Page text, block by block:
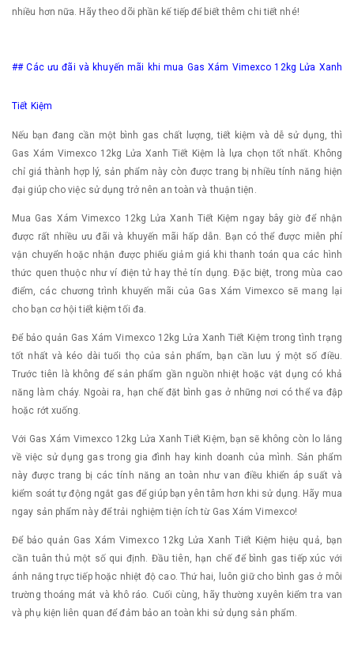
nhiều hơn nữa. Hãy theo dõi phần kế tiếp để biết thêm chi tiết nhé!
## Các ưu đãi và khuyến mãi khi mua Gas Xám Vimexco 12kg Lửa Xanh
Tiết Kiệm
Nếu bạn đang cần một bình gas chất lượng, tiết kiệm và dễ sử dụng, thì
Gas Xám Vimexco 12kg Lửa Xanh Tiết Kiệm là lựa chọn tốt nhất. Không
chỉ giá thành hợp lý, sản phẩm này còn được trang bị nhiều tính năng hiện
đại giúp cho việc sử dụng trở nên an toàn và thuận tiện.
Mua Gas Xám Vimexco 12kg Lửa Xanh Tiết Kiệm ngay bây giờ để nhận
được rất nhiều ưu đãi và khuyến mãi hấp dẫn. Bạn có thể được miễn phí
vận chuyển hoặc nhận được phiếu giảm giá khi thanh toán qua các hình
thức quen thuộc như ví điện tử hay thẻ tín dụng. Đặc biệt, trong mùa cao
điểm, các chương trình khuyến mãi của Gas Xám Vimexco sẽ mang lại
cho bạn cơ hội tiết kiệm tối đa.
Để bảo quản Gas Xám Vimexco 12kg Lửa Xanh Tiết Kiệm trong tình trạng
tốt nhất và kéo dài tuổi thọ của sản phẩm, bạn cần lưu ý một số điều.
Trước tiên là không để sản phẩm gần nguồn nhiệt hoặc vật dụng có khả
năng làm cháy. Ngoài ra, hạn chế đặt bình gas ở những nơi có thể va đập
hoặc rớt xuống.
Với Gas Xám Vimexco 12kg Lửa Xanh Tiết Kiệm, bạn sẽ không còn lo lắng
về việc sử dụng gas trong gia đình hay kinh doanh của mình. Sản phẩm
này được trang bị các tính năng an toàn như van điều khiển áp suất và
kiểm soát tự động ngắt gas để giúp bạn yên tâm hơn khi sử dụng. Hãy mua
ngay sản phẩm này để trải nghiệm tiện ích từ Gas Xám Vimexco!
Để bảo quản Gas Xám Vimexco 12kg Lửa Xanh Tiết Kiệm hiệu quả, bạn
cần tuân thủ một số qui định. Đầu tiên, hạn chế để bình gas tiếp xúc với
ánh nắng trực tiếp hoặc nhiệt độ cao. Thứ hai, luôn giữ cho bình gas ở môi
trường thoáng mát và khô ráo. Cuối cùng, hãy thường xuyên kiểm tra van
và phụ kiện liên quan để đảm bảo an toàn khi sử dụng sản phẩm.